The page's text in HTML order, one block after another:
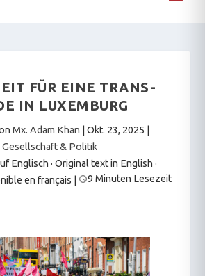
FÜR EINE TRANS-
IN LUXEMBURG
Mx. Adam Khan Okt. 23, 2025
Gesellschaft & Politik
Englisch · Original text in English ·
en français
9 Minuten Lesezeit